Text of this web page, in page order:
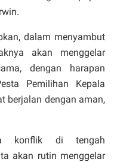
dalam menyambut
akan menggelar
dengan harapan
Pemilihan Kepala
berjalan dengan aman,
konflik di tengah
akan rutin menggelar